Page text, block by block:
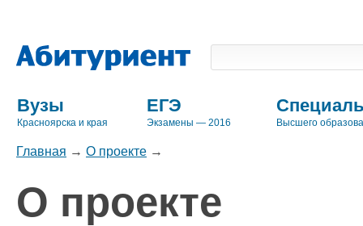
Вузы
Красноярска и края
ЕГЭ
Экзамены — 2016 Высшего
Главная → О проекте →
О проекте